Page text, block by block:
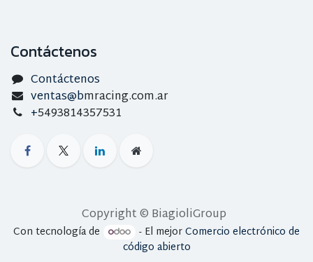
Contáctenos
Contáctenos
ventas@bmracing.com.ar
+5493814357531
Copyright © BiagioliGroup
Con tecnología de - El mejorComercio electrónico de
código abierto